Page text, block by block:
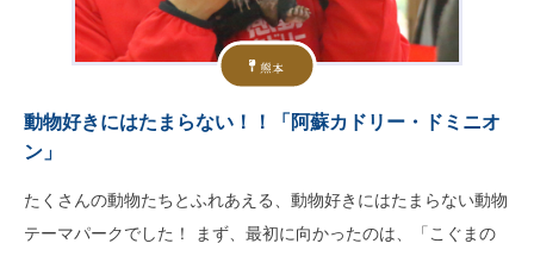
熊本
動物好きにはたまらない！！「阿蘇カドリー・ドミニオ
ン」
たくさんの動物たちとふれあえる、動物好きにはたまらない動物
テーマパークでした！ まず、最初に向かったのは、「こぐまの